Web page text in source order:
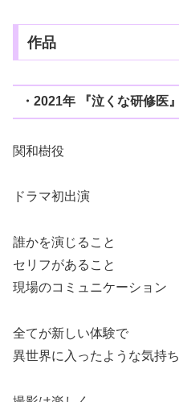
作品
・2021年 『泣くな研修医』
関和樹役
ドラマ初出演
誰かを演じること
セリフがあること
現場のコミュニケーション
全てが新しい体験で
異世界に入ったような気持ち